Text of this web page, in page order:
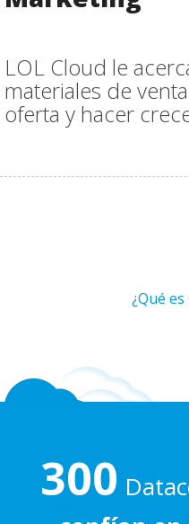
LOL Cloud le
materiales de
oferta y hacer
¿Qué
300